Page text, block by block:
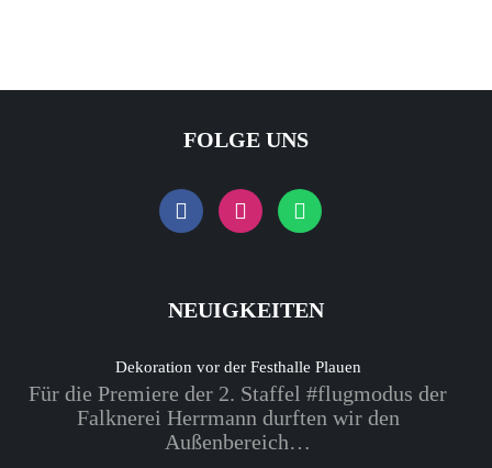
FOLGE UNS
NEUIGKEITEN
Dekoration vor der Festhalle Plauen
Für die Premiere der 2. Staffel #flugmodus der
Falknerei Herrmann durften wir den
Außenbereich…